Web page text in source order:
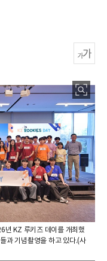
년 KZ 루키즈 데이를 개최했
과 기념촬영을 하고 있다.(사